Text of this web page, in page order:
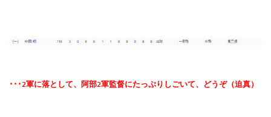
･･･2軍に落として、阿部2軍監督にたっぷりしごいて、どうぞ（迫真）